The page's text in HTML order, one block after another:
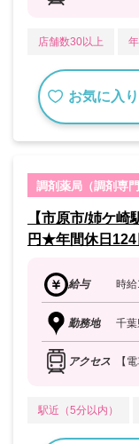
店舗数30以上
お気に入
調剤薬局（調剤専門
【市原市/姉ケ
円★年間休日124
給与 時
勤務地 千
アクセス 【
駅近（5分以内）